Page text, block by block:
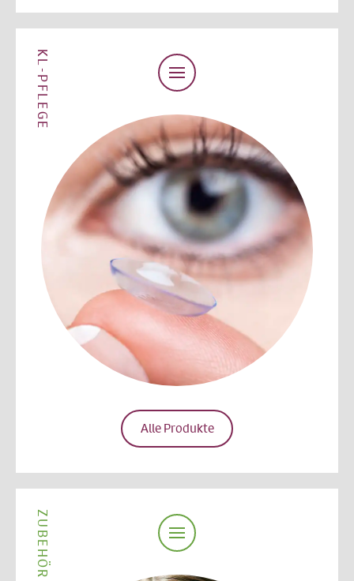
KL-PFLEGE
Alle Produkte
ZUBEHÖR